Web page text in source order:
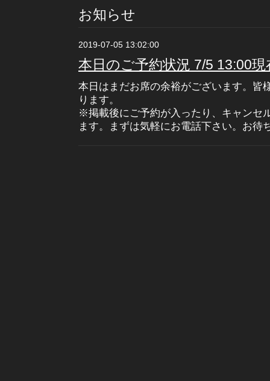
お知らせ
2019-07-05 13:02:00
本日のご予約状況 7/5 13:00現
本日はまだお席の余裕がございます。皆
ります。
※掲載後にご予約が入ったり、キャンセ
ます。まずは気軽にお電話下さい。お待